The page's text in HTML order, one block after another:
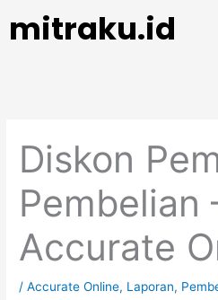
mitraku.id
Diskon
Pembelian
Accurate
/Accurate Online, Laporan,